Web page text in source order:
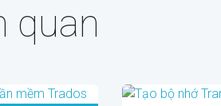
quan